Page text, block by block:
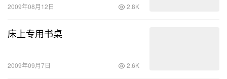
2009年08月12日 2.8K
床上专用书桌
2009年09月7日 2.6K